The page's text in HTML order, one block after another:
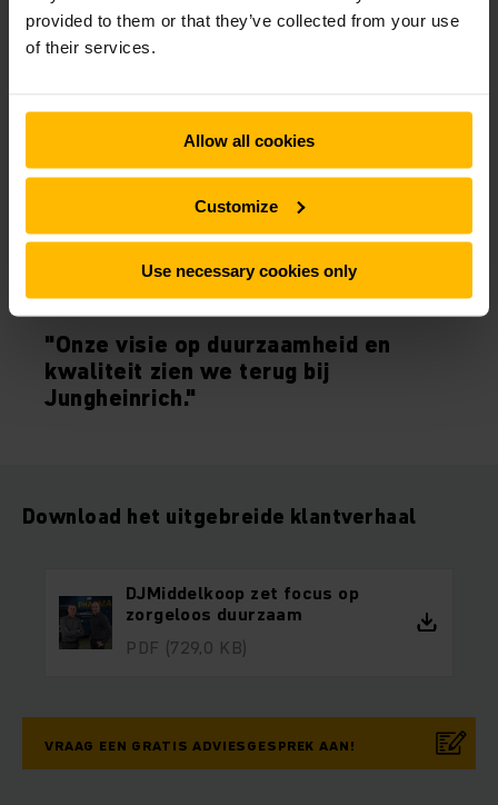
provided to them or that they’ve collected from your use
of their services.
Allow all cookies
Customize
Use necessary cookies only
ROB EN JEROEN MIDDELKOOP
"Onze visie op duurzaamheid en
kwaliteit zien we terug bij
Jungheinrich."
Download het uitgebreide klantverhaal
DJMiddelkoop zet focus op
zorgeloos duurzaam
PDF (729,0 KB)
VRAAG EEN GRATIS ADVIESGESPREK AAN!